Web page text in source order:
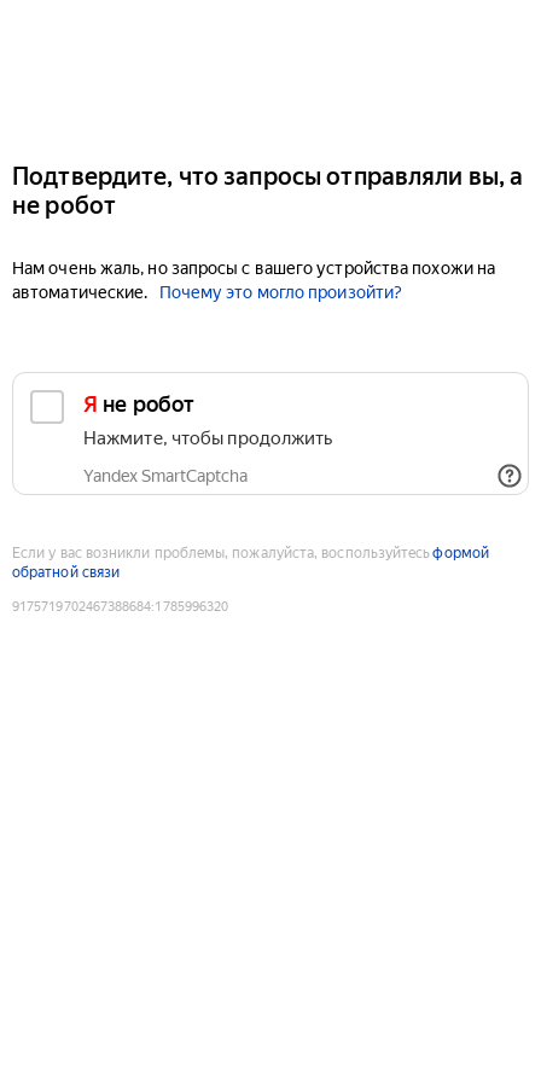
Подтвердите, что запросы отправляли вы, а
не робот
Нам очень жаль, но запросы с вашего устройства похожи на
автоматические.
Почему это могло произойти?
Я не робот
Нажмите, чтобы продолжить
Yandex SmartCaptcha
Если у вас возникли проблемы, пожалуйста, воспользуйтесьформой
обратной связи
9175719702467388684:1785996320